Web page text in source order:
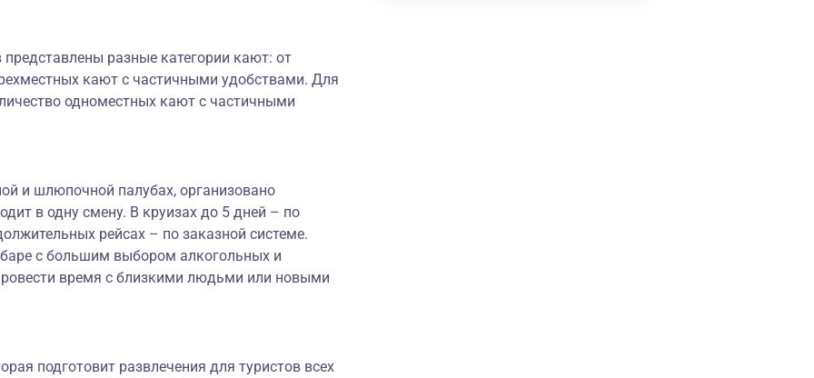
разные категории кают: от
кают с частичными удобствами. Для
одноместных кают с частичными
и шлюпочной палубах, организовано
в одну смену. В круизах до 5 дней – по
рейсах – по заказной системе.
с большим выбором алкогольных и
время с близкими людьми или новыми
подготовит развлечения для туристов всех